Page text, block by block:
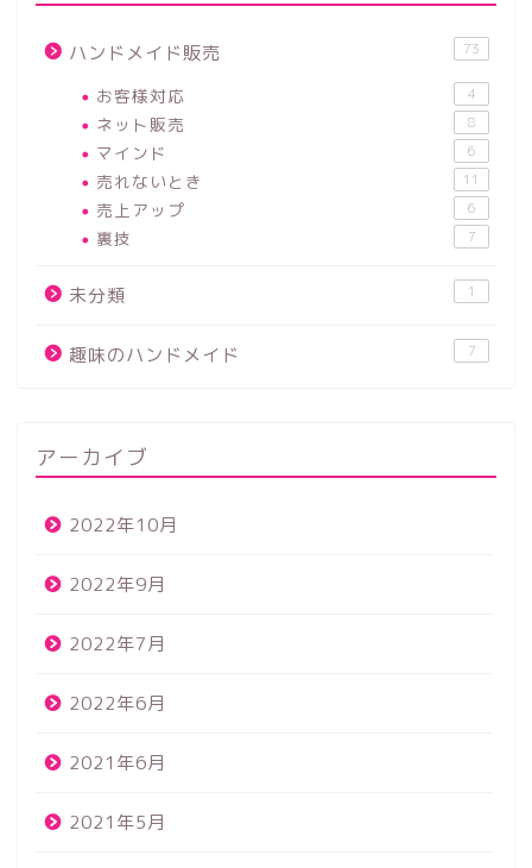
ハンドメイド販売 73
お客様対応 4
ネット販売 8
マインド 6
売れないとき 11
売上アップ 6
裏技 7
未分類 1
趣味のハンドメイド 7
アーカイブ
2022年10月
2022年9月
2022年7月
2022年6月
2021年6月
2021年5月